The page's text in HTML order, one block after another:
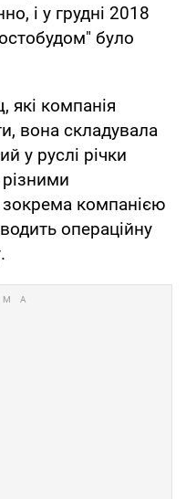
і у грудні 2018
було
які компанія
вона складувала
у руслі річки
зокрема компанією
операційну